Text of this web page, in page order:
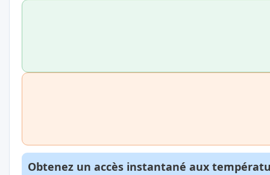
Obtenez un accès instantané aux